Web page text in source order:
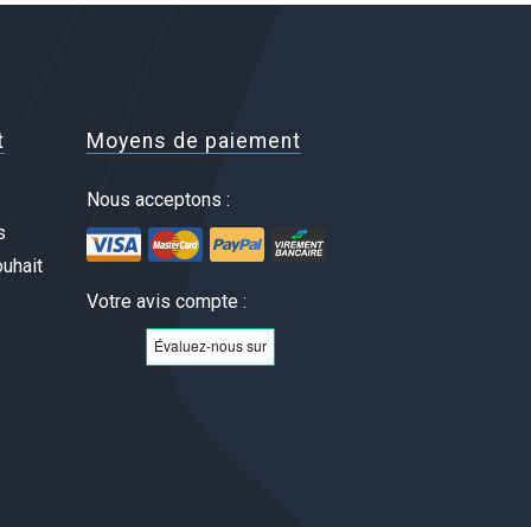
Moyens de paiement
Nous acceptons :
Votre avis compte :